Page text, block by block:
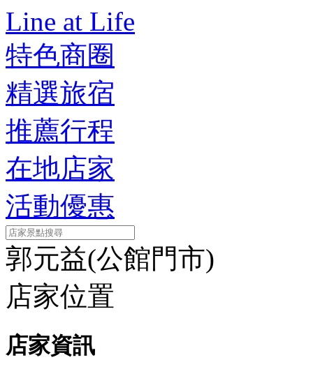
Line at Life
特色商圈
精選旅宿
推薦行程
在地店家
活動優惠
郭元益(公館門市)
店家位置
店家資訊